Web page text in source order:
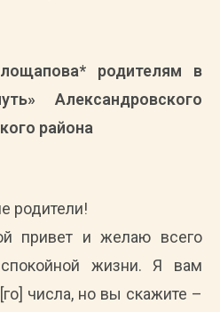
родителям в
Александровского
района
родители!
привет и желаю всего
жизни. Я вам
числа, но вы скажите –